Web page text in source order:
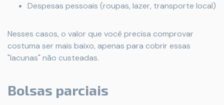
Despesas pessoais (roupas, lazer, transporte local)
Nesses casos, o valor que você precisa comprovar
costuma ser mais baixo, apenas para cobrir essas
"lacunas" não custeadas.
Bolsas parciais